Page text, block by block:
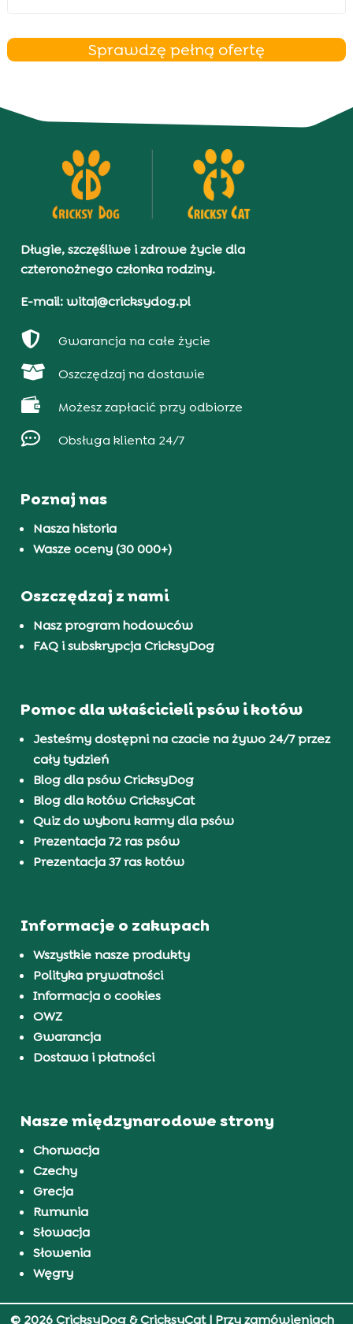
Sprawdzę pełną ofertę
Długie, szczęśliwe i zdrowe życie dla
czteronożnego członka rodziny.
E-mail: witaj@cricksydog.pl
 Gwarancja na całe życie
 Oszczędzaj na dostawie
 Możesz zapłacić przy odbiorze
 Obsługa klienta 24/7
Poznaj nas
Nasza historia
Wasze oceny (30 000+)
Oszczędzaj z nami
Nasz program hodowców
FAQ i subskrypcja CricksyDog
Pomoc dla właścicieli psów i kotów
Jesteśmy dostępni na czacie na żywo 24/7 przez
cały tydzień
Blog dla psów CricksyDog
Blog dla kotów CricksyCat
Quiz do wyboru karmy dla psów
Prezentacja 72 ras psów
Prezentacja 37 ras kotów
Informacje o zakupach
Wszystkie nasze produkty
Polityka prywatności
Informacja o cookies
OWZ
Gwarancja
Dostawa i płatności
Nasze międzynarodowe strony
Chorwacja
Czechy
Grecja
Rumunia
Słowacja
Słowenia
Węgry
© 2026 CricksyDog & CricksyCat| Przy zamówieniach